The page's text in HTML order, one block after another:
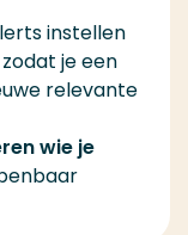
instellen
je een
relevante
wie je